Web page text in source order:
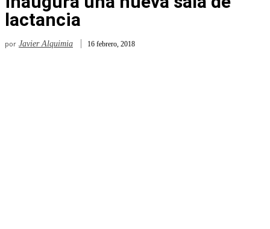
lactancia
por Javier Alquimia 16 febrero, 2018